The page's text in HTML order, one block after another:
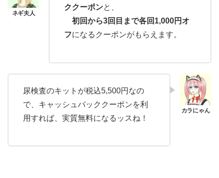
ククーポンと、
初回から3回目まで各回1,000円オ
フになるクーポンがもらえます。
尿検査のキットが税込5,500円なの
で、キャッシュバッククーポンを利
用すれば、実質無料になるッスね！